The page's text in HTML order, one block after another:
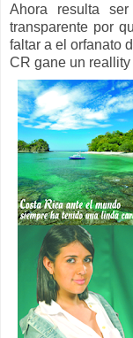
Ahora resulta
transparente por
faltar a el orfanato
CR gane un reallity